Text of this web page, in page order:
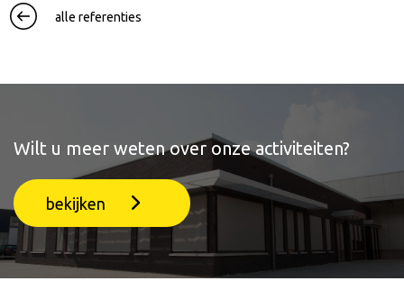
alle referenties
Wilt u meer weten over onze activiteiten?
bekijken